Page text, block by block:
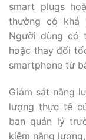
smart plugs
thường có khả
Người dùng có
hoặc thay đổi
smartphone từ
Giám sát năng
lượng thực tế
ban quản lý
kiệm năng